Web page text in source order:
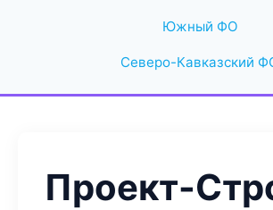
Южный ФО
Северо-Кавказский
Проект-